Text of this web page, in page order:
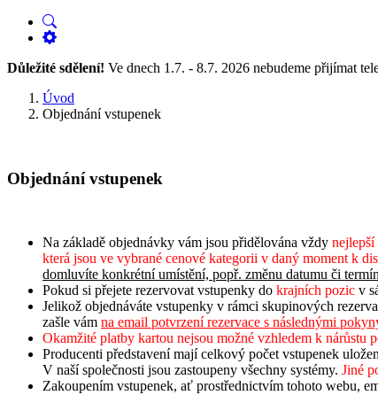
Důležité sdělení! Ve dnech 1.7. - 8.7. 2026 nebudeme přijímat
Úvod
Objednání vstupenek
Objednání vstupenek
Na základě objednávky vám jsou přidělována vždy nejlepší
která jsou ve vybrané cenové kategorii v daný moment k
domluvíte konkrétní umístění, popř. změnu datumu či
Pokud si přejete rezervovat vstupenky do krajních pozic v
Jelikož objednáváte vstupenky v rámci skupinových
zašle vám na email potvrzení rezervace s následnými
Okamžité platby kartou nejsou možné vzhledem k nárůstu
Producenti představení mají celkový počet vstupenek
V naší společnosti jsou zastoupeny všechny systémy. Jiné
Zakoupením vstupenek, ať prostřednictvím tohoto webu,